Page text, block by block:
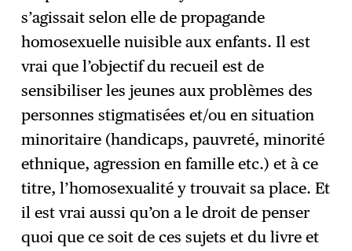
s’agissait selon elle de propagande
homosexuelle nuisible aux enfants. Il est
vrai que l’objectif du recueil est de
sensibiliser les jeunes aux problèmes des
personnes stigmatisées et/ou en situation
minoritaire (handicaps, pauvreté, minorité
ethnique, agression en famille etc.) et à ce
titre, l’homosexualité y trouvait sa place. Et
il est vrai aussi qu’on a le droit de penser
quoi que ce soit de ces sujets et du livre et